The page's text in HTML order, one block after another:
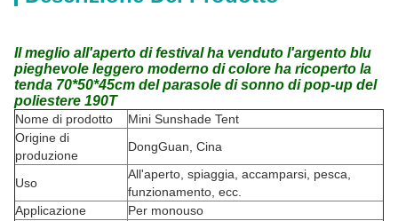
Il meglio all'aperto di festival ha venduto l'argento blu
pieghevole leggero moderno di colore ha ricoperto la
tenda 70*50*45cm del parasole di sonno di pop-up del
poliestere 190T
Nome di prodotto
Mini Sunshade Tent
Origine di
produzione
DongGuan, Cina
Uso
All'aperto, spiaggia, accamparsi, pesca,
funzionamento, ecc.
Applicazione
Per monouso